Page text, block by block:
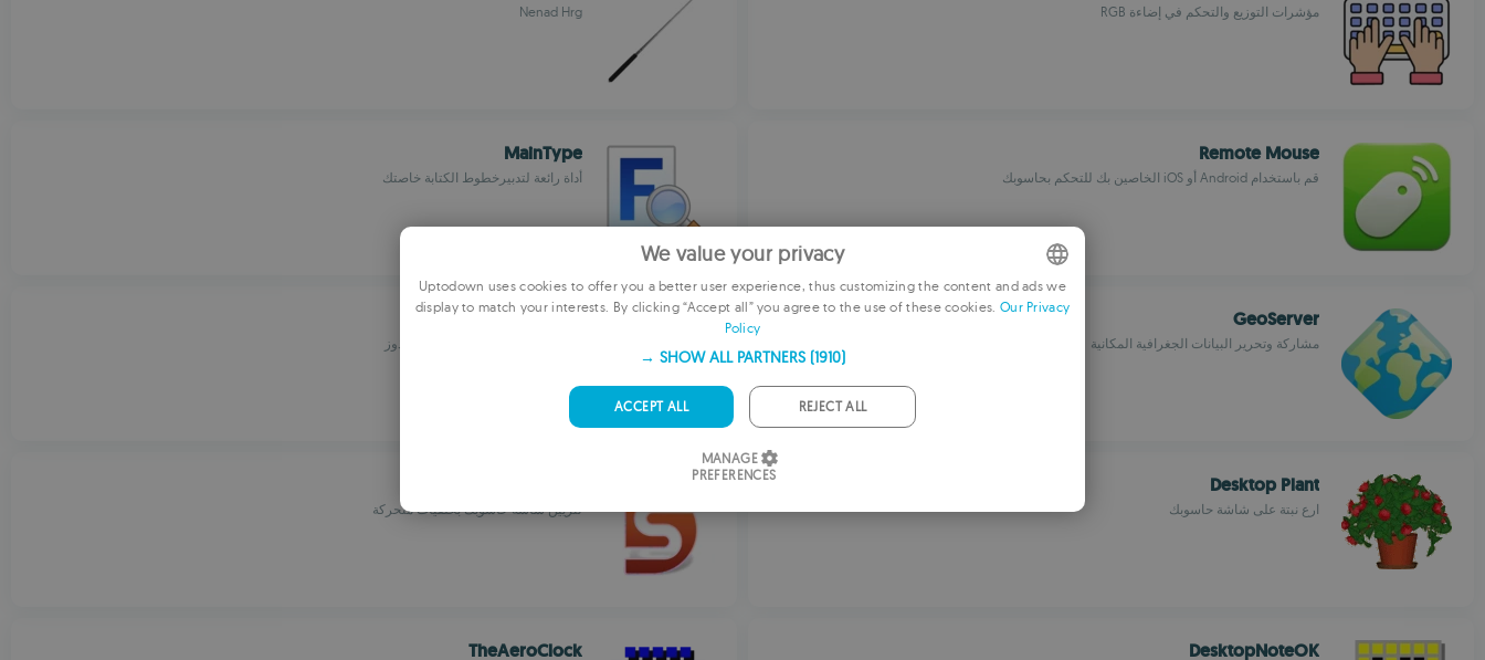
مؤشرات التوزيع والتحكم في إضاءة RGB Nenad Hrg
Remote Mouse
قم باستخدام Android أو iOS الخاصين بك للتحكم بحاسوبك
MainType
أداة رائعة لتدبيرخطوط الكتابة خاصتك
GeoServer
مشاركة وتحرير البيانات الجغرافية المكانية
WinDynamicDesktop
سطح مكتب ديناميكي لنظام الوينذوز
Desktop Plant
ارع نبتة على شاشة حاسوبك لتزيين شاشة حاسوبك بخلفيات متحركة
DesktopNoteOK
TheAeroClock
ENGLISH
We value your privacy
Uptodown uses cookies to offer you a better user experience, thus customizing the content and ads we
display to match your interests. By clicking “Accept all” you agree to the use of these cookies. Our Privacy
Policy
SHOW ALL PARTNERS (1910) →
ACCEPT ALL REJECT ALL
MANAGE
PREFERENCES